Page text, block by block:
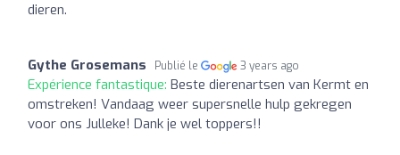
dieren.
Gythe Grosemans Publié le 3 years ago
Expérience fantastique: Beste dierenartsen van Kermt en
omstreken! Vandaag weer supersnelle hulp gekregen
voor ons Julleke! Dank je wel toppers!!